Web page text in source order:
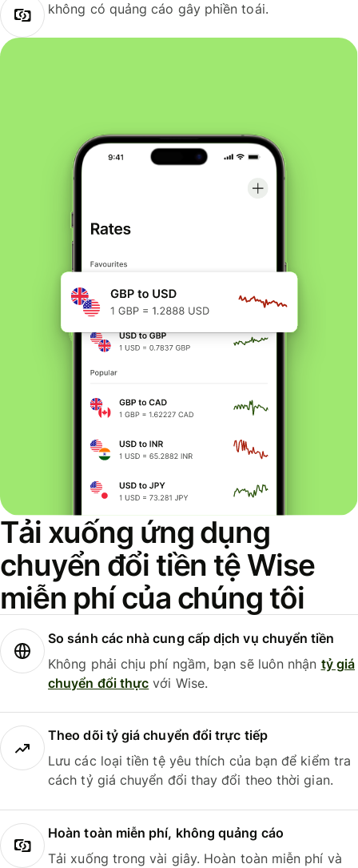
không có quảng cáo gây phiền toái.
Tải xuống ứng dụng
chuyển đổi tiền tệ Wise
miễn phí của chúng tôi
So sánh các nhà cung cấp dịch vụ chuyển tiền
Không phải chịu phí ngầm, bạn sẽ luôn nhận tỷ giá
chuyển đổi thực với Wise.
Theo dõi tỷ giá chuyển đổi trực tiếp
Lưu các loại tiền tệ yêu thích của bạn để kiểm tra
cách tỷ giá chuyển đổi thay đổi theo thời gian.
Hoàn toàn miễn phí, không quảng cáo
Tải xuống trong vài giây. Hoàn toàn miễn phí và